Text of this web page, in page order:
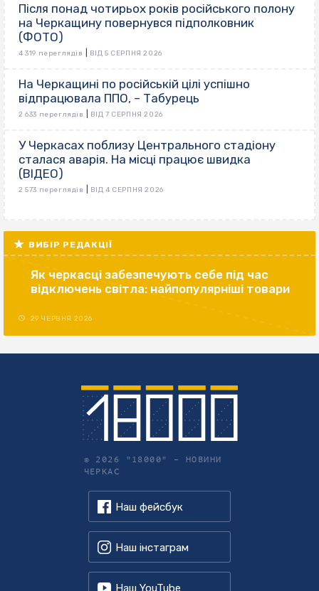
Після понад чотирьох років російського полону
на Черкащину повернувся підполковник
(ФОТО)
4 319 переглядів ВІД 5 СЕРПНЯ 2026
На Черкащині по російській цілі успішно
відпрацювала ППО, – Табурець
2 633 переглядів ВІД 7 СЕРПНЯ 2026
У Черкасах поблизу Центрального стадіону
сталася аварія. На місці працює швидка
(ВІДЕО)
2 573 переглядів ВІД 4 СЕРПНЯ 2026
ВИБІР РЕДАКЦІЇ
Як черкасці забезпечують себе під час
відключень світла: найпопулярніші товари
29 ЧЕРВНЯ 2026
© 2026 "18000" – НОВИНИ
ЧЕРКАС
Наш фейсбук
Наш інстаграм
Наш YouTube